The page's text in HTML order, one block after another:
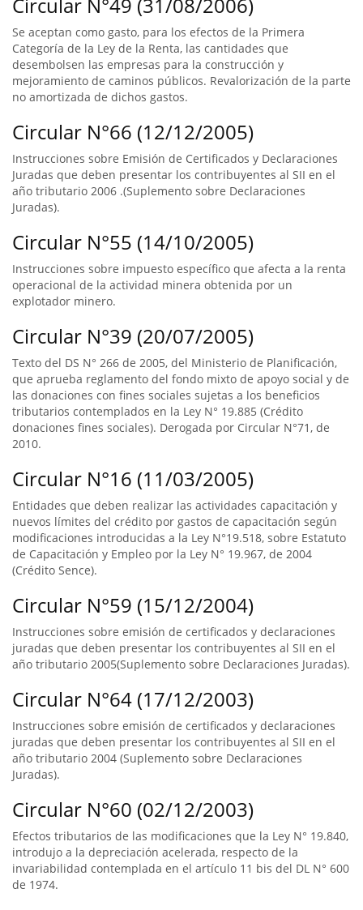
Se aceptan como gasto, para los efectos de la Primera
Categoría de la Ley de la Renta, las cantidades que
desembolsen las empresas para la construcción y
mejoramiento de caminos públicos. Revalorización de la parte
no amortizada de dichos gastos.
Circular N°66 (12/12/2005)
Instrucciones sobre Emisión de Certificados y Declaraciones
Juradas que deben presentar los contribuyentes al SII en el
año tributario 2006 .(Suplemento sobre Declaraciones
Juradas).
Circular N°55 (14/10/2005)
Instrucciones sobre impuesto específico que afecta a la renta
operacional de la actividad minera obtenida por un
explotador minero.
Circular N°39 (20/07/2005)
Texto del DS N° 266 de 2005, del Ministerio de Planificación,
que aprueba reglamento del fondo mixto de apoyo social y de
las donaciones con fines sociales sujetas a los beneficios
tributarios contemplados en la Ley N° 19.885 (Crédito
donaciones fines sociales). Derogada por Circular N°71, de
2010.
Circular N°16 (11/03/2005)
Entidades que deben realizar las actividades capacitación y
nuevos límites del crédito por gastos de capacitación según
modificaciones introducidas a la Ley N°19.518, sobre Estatuto
de Capacitación y Empleo por la Ley N° 19.967, de 2004
(Crédito Sence).
Circular N°59 (15/12/2004)
Instrucciones sobre emisión de certificados y declaraciones
juradas que deben presentar los contribuyentes al SII en el
año tributario 2005(Suplemento sobre Declaraciones Juradas).
Circular N°64 (17/12/2003)
Instrucciones sobre emisión de certificados y declaraciones
juradas que deben presentar los contribuyentes al SII en el
año tributario 2004 (Suplemento sobre Declaraciones
Juradas).
Circular N°60 (02/12/2003)
Efectos tributarios de las modificaciones que la Ley N° 19.840,
introdujo a la depreciación acelerada, respecto de la
invariabilidad contemplada en el artículo 11 bis del DL N° 600
de 1974.